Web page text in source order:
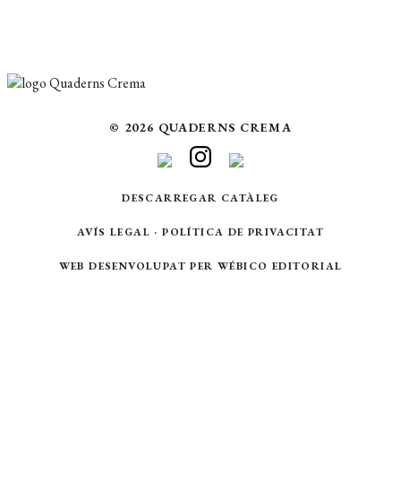
© 2026 QUADERNS CREMA
DESCARREGAR CATÀLEG
AVÍS LEGAL ·POLÍTICA DE PRIVACITAT
WEB DESENVOLUPAT PER WÉBICO EDITORIAL